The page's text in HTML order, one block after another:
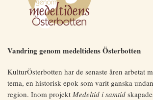
Vandring genom medeltidens Österbotten
KulturÖsterbotten har de senaste åren arbetat
tema, en historisk epok som varit ganska
region. Inom projekt Medeltid i samtid